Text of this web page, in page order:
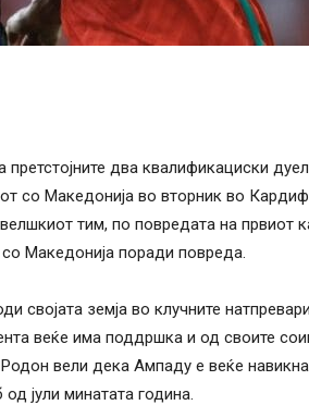
претстојните два квалификациски
со Македонија во вторник во
тим, по повредата на првиот
Македонија поради повреда.
својата земја во клучните
веќе има поддршка и од своите
вели дека Ампаду е веќе
јули минатата година.